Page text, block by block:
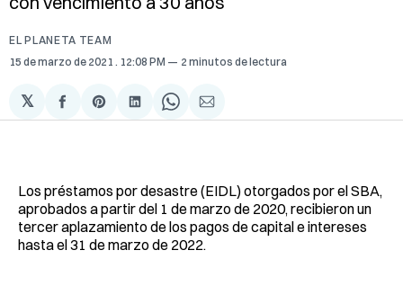
EL PLANETA TEAM
15 de marzo de 2021 . 12:08 PM 2 minutos de lectura
𝕏
Compartir
en
Share
on
Compartir
en
Share
on
Compartir
via
Los préstamos por desastre (EIDL) otorgados por el SBA,
aprobados a partir del 1 de marzo de 2020, recibieron un
tercer aplazamiento de los pagos de capital e intereses
hasta el 31 de marzo de 2022.